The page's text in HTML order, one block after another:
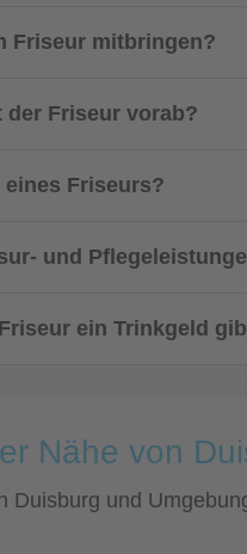
Friseur mitbringen?
Friseur vorab?
eines Friseurs?
und
ein Trinkgeld
Nähe von
Duisburg und